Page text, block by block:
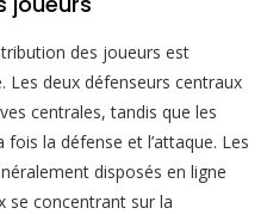
des joueurs est
Les deux défenseurs centraux
centrales, tandis que les
la défense et l’attaque. Les
disposés en ligne
se concentrant sur la